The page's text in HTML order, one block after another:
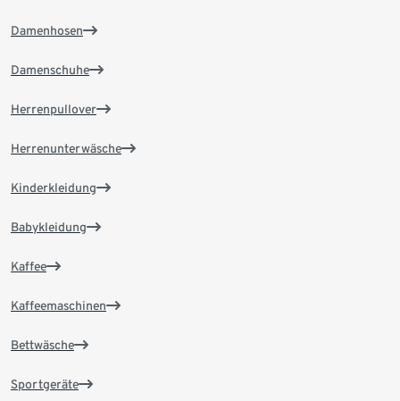
Damenhosen
Damenschuhe
Herrenpullover
Herrenunterwäsche
Kinderkleidung
Babykleidung
Kaffee
Kaffeemaschinen
Bettwäsche
Sportgeräte